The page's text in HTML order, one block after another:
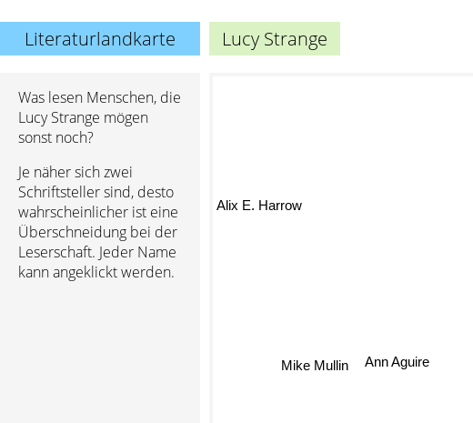
Literaturlandkarte Lucy Strange
Was lesen Menschen, die
Lucy Strange mögen
sonst noch?
Je näher sich zwei
Schriftsteller sind, desto
wahrscheinlicher ist eine
Überschneidung bei der
Leserschaft. Jeder Name
kann angeklickt werden.
Ann Aguire
Mike Mullin
Alix E. Harrow